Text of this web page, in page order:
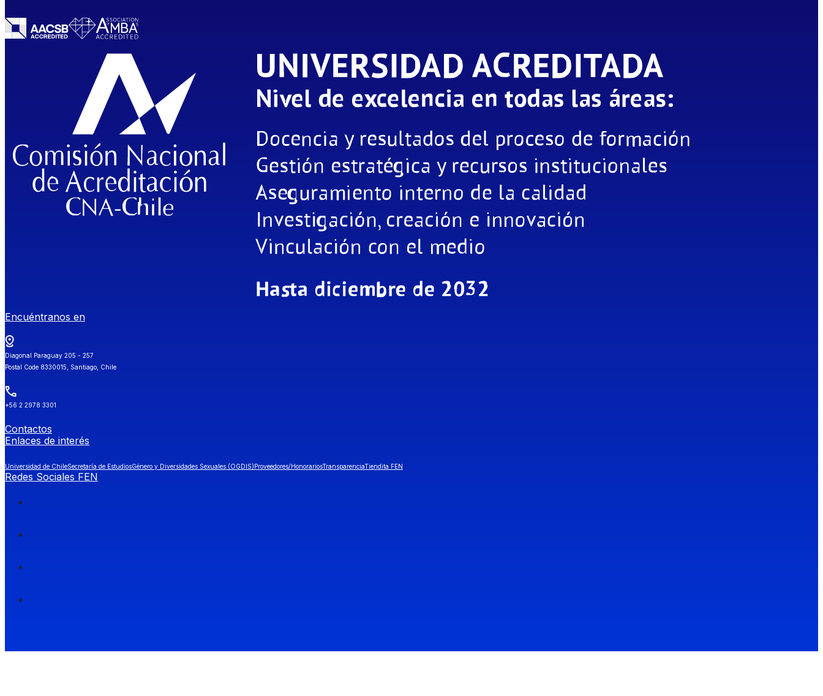
Encuéntranos en
Diagonal Paraguay 205 - 257
Postal Code 8330015, Santiago, Chile
+56 2 2978 3301
Contactos
Enlaces de interés
Universidad de ChileSecretaría de EstudiosGénero y Diversidades Sexuales (OGDIS)Proveedores/HonorariosTransparenciaTiendita FEN
Redes Sociales FEN